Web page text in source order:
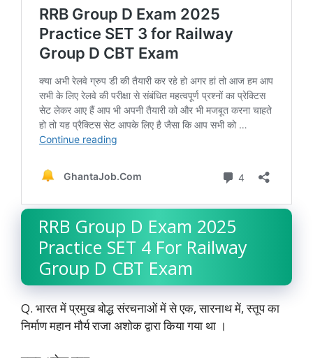
RRB Group D Exam 2025
Practice SET 4 For Railway
Group D CBT Exam
Q. भारत में प्रमुख बोद्ध संरचनाओं में से एक, सारनाथ में, स्तूप का
निर्माण महान मौर्य राजा अशोक द्वारा किया गया था ।